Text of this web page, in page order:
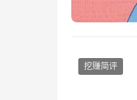
挖赚简评